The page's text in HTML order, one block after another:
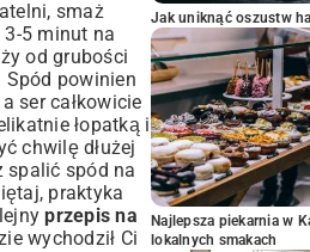
smaż
5 minut na
od grubości
powinien
ser całkowicie
łopatką i
chwilę dłużej
spalić spód na
praktyka
przepis na
wychodził Ci
Jak uniknąć oszustw
Najlepsza piekarnia w
lokalnych smakach